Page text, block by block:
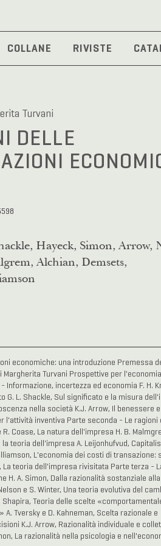
COLLANE RIVISTE
Turvani
DELLE
Hayeck, Simon, Arrow,
Alchian, Demsets,
economiche: una introduzione Premessa
Margherita Turvani Prospettive per
Informazione, incertezza ed economia F. H.
G. L. Shackle, Sul significato e la misura
nella società K.J. Arrow, Il benessere
l'attività inventiva Parte seconda - Le ragioni
Coase, La natura dell'impresa H. B.
la teoria dell'impresa A. Leijonhufvud,
L'economia dei costi di transazione:
La teoria dell'impresa rivisitata Parte terza -
H. A. Simon, Dalla razionalità sostanziale alla
e S. Winter, Una teoria evolutiva del
Shapira, Teoria delle scelte
Tversky e D. Kahneman, Scelta razionale e
K.J. Arrow, Razionalità individuale e
La razionalità nella psicologia e